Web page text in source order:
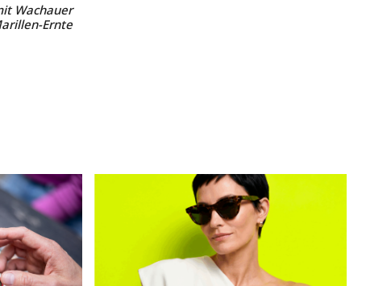
Wachauer
Ernte